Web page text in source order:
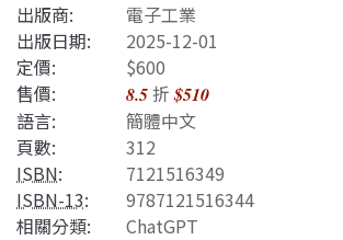
出版商:
電子工業
出版日期:
2025-12-01
定價:
$600
售價:
8.5折$510
語言:
簡體中文
頁數:
312
ISBN:
7121516349
ISBN-13:
9787121516344
相關分類:
ChatGPT